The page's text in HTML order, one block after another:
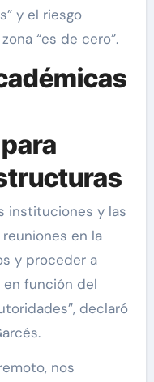
y el riesgo
“es de cero”.
instituciones y las
en la
y proceder a
función del
declaró
nos